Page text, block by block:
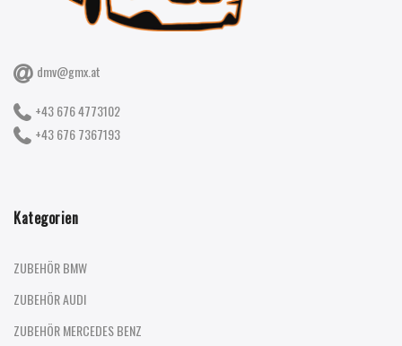
dmv@gmx.at
+43 676 4773102
+43 676 7367193
Kategorien
ZUBEHÖR BMW
ZUBEHÖR AUDI
ZUBEHÖR MERCEDES BENZ